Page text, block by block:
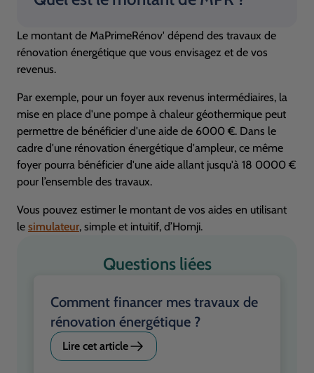
Le montant de MaPrimeRénov' dépend des travaux de
rénovation énergétique que vous envisagez et de vos
revenus.
Par exemple, pour un foyer aux revenus intermédiaires, la
mise en place d'une pompe à chaleur géothermique peut
permettre de bénéficier d'une aide de 6000 €. Dans le
cadre d'une rénovation énergétique d'ampleur, ce même
foyer pourra bénéficier d'une aide allant jusqu'à 18 0000 €
pour l’ensemble des travaux.
Vous pouvez estimer le montant de vos aides en utilisant
le simulateur, simple et intuitif, d’Homji.
Questions liées
Comment financer mes travaux de
rénovation énergétique ?
Lire cet article